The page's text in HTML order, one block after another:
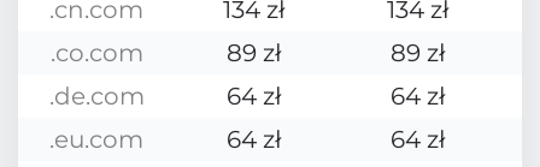
.cn.com
134 zł
134 zł
.co.com
89 zł
89 zł
.de.com
64 zł
64 zł
.eu.com
64 zł
64 zł